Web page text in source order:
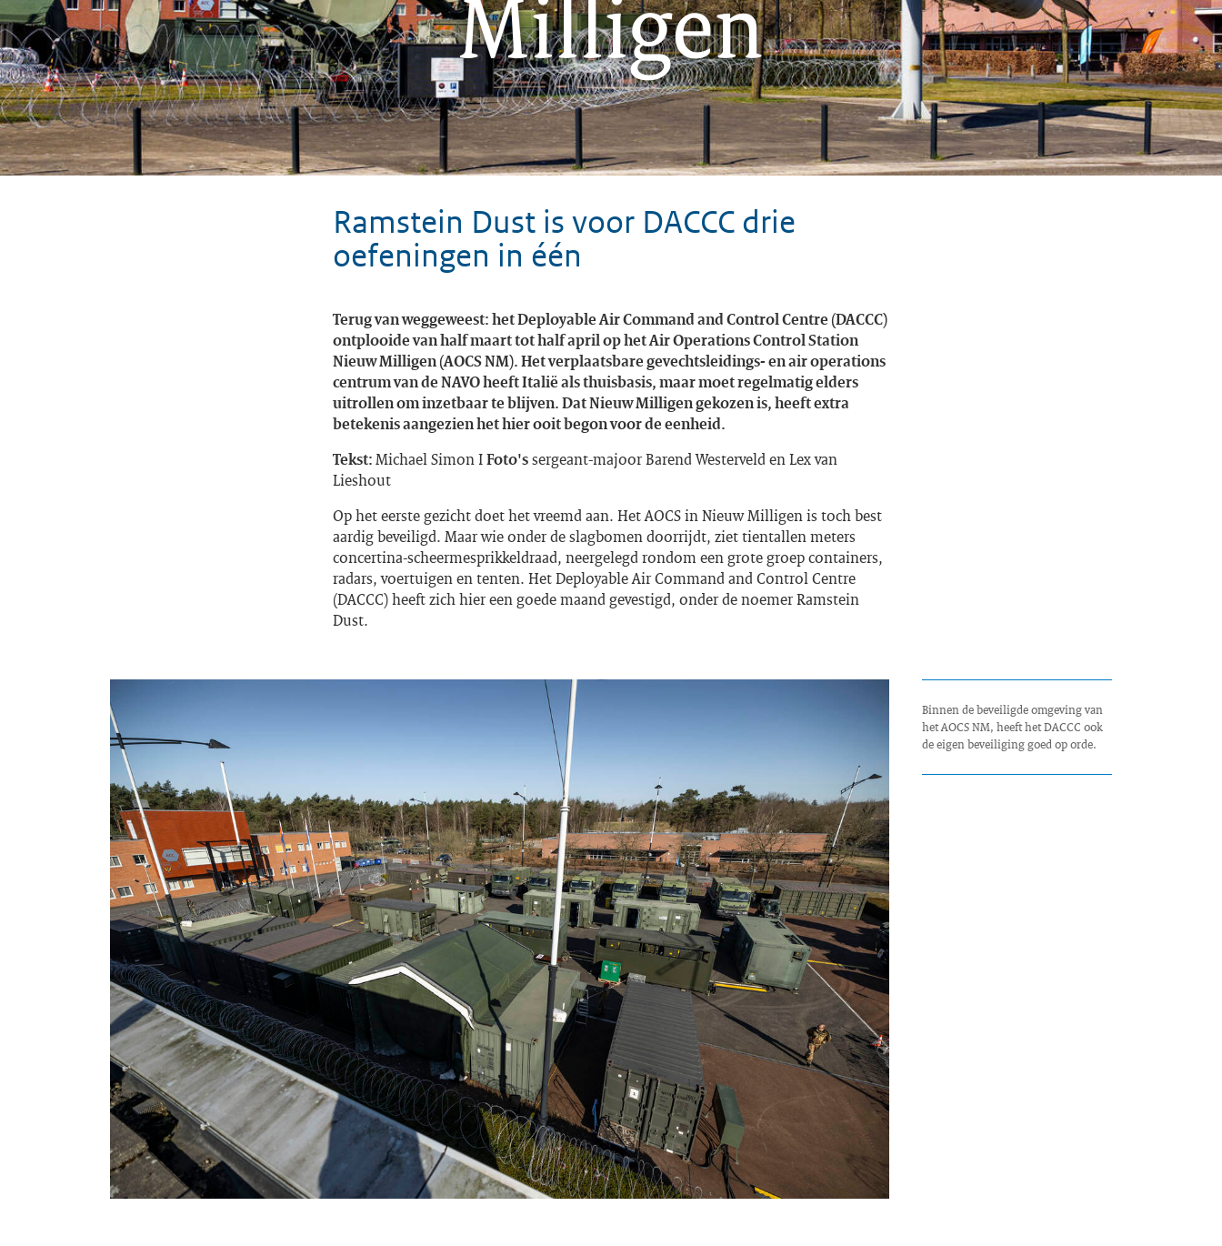
Milligen
Ramstein Dust is voor DACCC drie
oefeningen in één
Terug van weggeweest: hetDeployable Air Command and Control Centre (DACCC)
ontplooide van half maart tot half april op hetAir Operations Control Station
Nieuw Milligen(AOCS NM). Het verplaatsbare gevechtsleidings- enair operations
centrum van de NAVO heeft Italië als thuisbasis, maar moet regelmatig elders
uitrollen om inzetbaar te blijven. Dat Nieuw Milligen gekozen is, heeft extra
betekenis aangezien het hier ooit begon voor de eenheid.
Tekst:Michael Simon IFoto'ssergeant-majoor Barend Westerveld en Lex van
Lieshout
Op het eerste gezicht doet het vreemd aan. Het AOCS in Nieuw Milligen is toch best
aardig beveiligd. Maar wie onder de slagbomen doorrijdt, ziet tientallen meters
concertina-scheermesprikkeldraad, neergelegd rondom een grote groep containers,
radars, voertuigen en tenten. HetDeployable Air Command and Control Centre
(DACCC) heeft zich hier een goede maand gevestigd, onder de noemer Ramstein
Dust.
Binnen de beveiligde omgeving van
het AOCS NM, heeft het DACCC ook
de eigen beveiliging goed op orde.